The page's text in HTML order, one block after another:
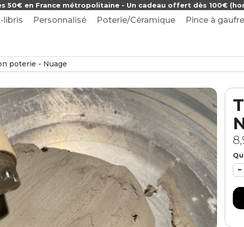
50€ en France métropolitaine - Un cadeau offert dès 100€
libris Personnalisé Poterie/Céramique Pince à
poterie - Nuage
-